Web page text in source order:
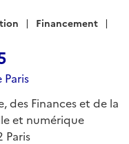
Financement
Paris
des Finances et de la
et numérique
Paris